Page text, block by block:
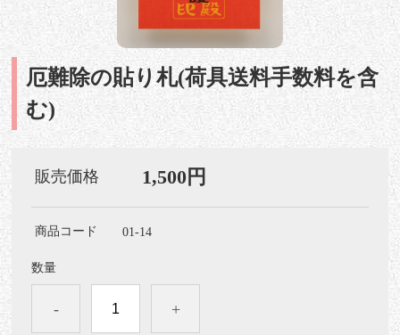
厄難除の貼り札(荷具送料手数料を含
む)
販売価格 1,500円
商品コード 01-14
数量
- +